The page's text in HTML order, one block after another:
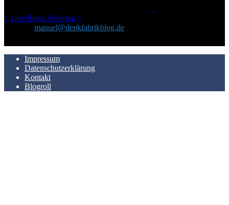
< UberBlogr Webring >
manuel@denkfabrikblog.de
Impressum
Datenschutzerklärung
Kontakt
Blogroll